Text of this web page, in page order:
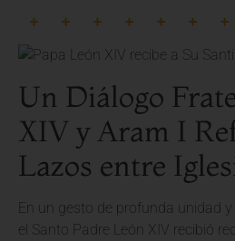
Un Diálogo
XIV y Aram I
Lazos entre
En un gesto de profunda unidad
el Santo Padre León XIV recibió